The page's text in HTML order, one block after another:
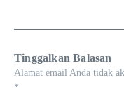
Tinggalkan Balasan
Alamat email Anda tidak
*